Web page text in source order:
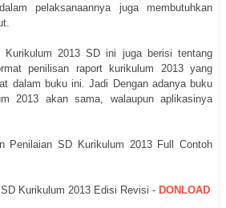
pelaksanaannya juga membutuhkan
Kurikulum 2013 SD ini juga berisi tentang
penilisan raport kurikulum 2013 yang
dalam buku ini. Jadi Dengan adanya buku
2013 akan sama, walaupun aplikasinya
Penilaian SD Kurikulum 2013 Full Contoh
Kurikulum 2013 Edisi Revisi - DONLOAD